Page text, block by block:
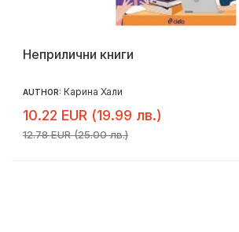
Неприлични книги
AUTHOR: Карина Хали
10.22 EUR (19.99 лв.)
12.78 EUR (25.00 лв.)